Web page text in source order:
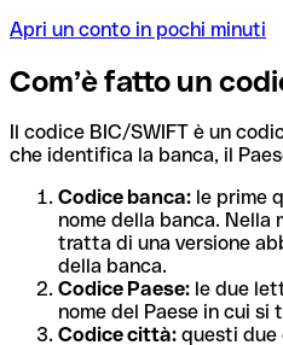
Apri un conto in pochi minuti
Com’è fatto un
Il codice BIC/SWIFT è un
che identifica la banca, il
Codice banca: le prime
nome della banca. Nella
tratta di una versione
della banca.
Codice Paese: le due
nome del Paese in cui si
Codice città: questi due